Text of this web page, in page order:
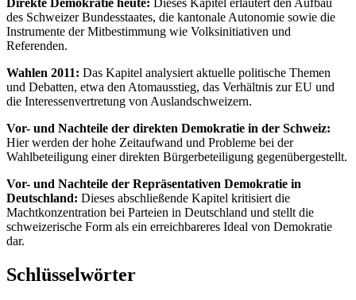
des Schweizer Bundesstaates, die kantonale Autonomie sowie die
Instrumente der Mitbestimmung wie Volksinitiativen und
Referenden.
Wahlen 2011: Das Kapitel analysiert aktuelle politische Themen
und Debatten, etwa den Atomausstieg, das Verhältnis zur EU und
die Interessenvertretung von Auslandschweizern.
Vor- und Nachteile der direkten Demokratie in der Schweiz:
Hier werden der hohe Zeitaufwand und Probleme bei der
Wahlbeteiligung einer direkten Bürgerbeteiligung gegenübergestellt.
Vor- und Nachteile der Repräsentativen Demokratie in
Deutschland: Dieses abschließende Kapitel kritisiert die
Machtkonzentration bei Parteien in Deutschland und stellt die
schweizerische Form als ein erreichbareres Ideal von Demokratie
dar.
Schlüsselwörter